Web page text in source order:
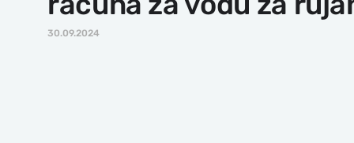
30.09.2024